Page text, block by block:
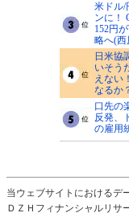
米ドル/
ンに！
152円
略へ(西
日米協
いそう
えない
なるか
口先の
反発、
の雇用
当ウェブサイトにおけるデ
ＤＺＨフィナンシャルリサ